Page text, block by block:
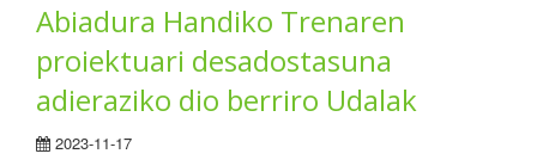
Abiadura Handiko Trenaren
proiektuari desadostasuna
adieraziko dio berriro Udalak
2023-11-17